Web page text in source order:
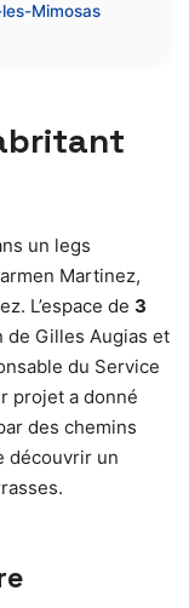
Mimosas
un legs
Martinez,
L’espace de 3
de Gilles Augias et
du Service
projet a donné
des chemins
découvrir un